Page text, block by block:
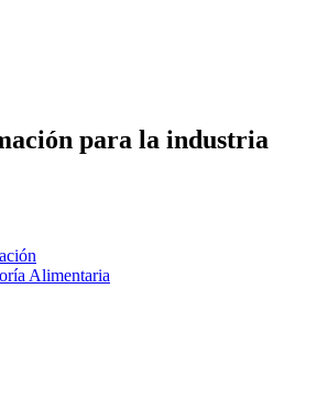
para la industria
Alimentaria